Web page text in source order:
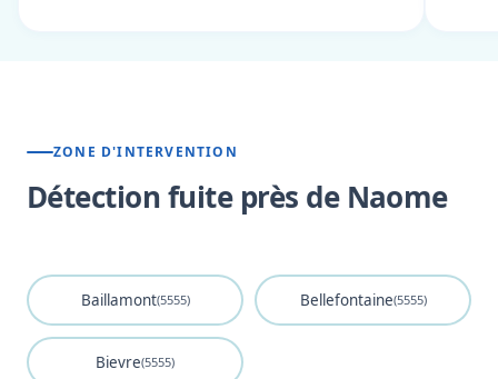
ZONE D'INTERVENTION
Détection fuite près de Naome
Baillamont(5555) Bellefontaine(5555)
Bievre(5555)